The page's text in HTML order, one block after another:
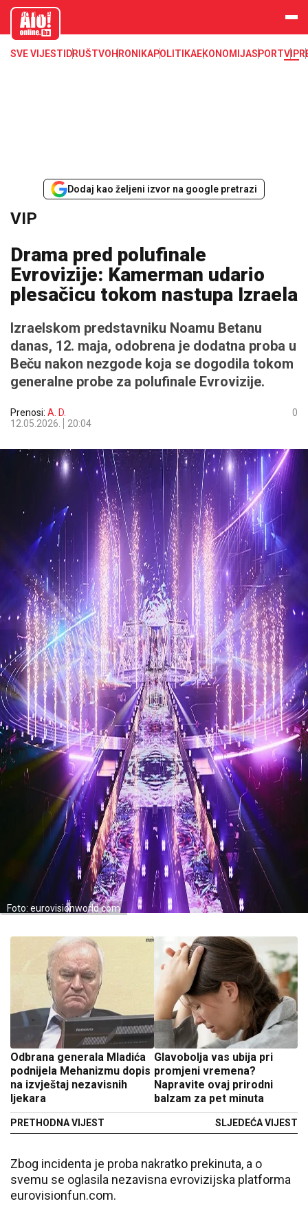
aloonline.b
SVE VIJESTI DRUŠTVOHRONIKAPOLITIKAEKONOMIJASPORTVIP
Dodaj kao željeni izvor na google pretrazi
VIP
Drama pred polufinale
Evrovizije: Kamerman udario
plesačicu tokom nastupa Izraela
Izraelskom predstavniku Noamu Betanu
danas, 12. maja, odobrena je dodatna proba u
Beču nakon nezgode koja se dogodila tokom
generalne probe za polufinale Evrovizije.
Prenosi: A. D.
12.05.2026.
20:04
0
Foto: eurovisionworld.com
Odbrana generala Mladića
podnijela Mehanizmu dopis
na izvještaj nezavisnih
ljekara
PRETHODNA VIJEST
Glavobolja vas ubija pri
promjeni vremena?
Napravite ovaj prirodni
balzam za pet minuta
SLJEDEĆA VIJEST
Zbog incidenta je proba nakratko prekinuta, a o
svemu se oglasila nezavisna evrovizijska platforma
eurovisionfun.com.